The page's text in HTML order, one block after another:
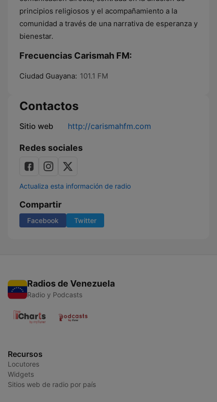
principios religiosos y el acompañamiento a la
comunidad a través de una narrativa de esperanza y
bienestar.
Frecuencias Carismah FM:
Ciudad Guayana: 101.1 FM
Contactos
Sitio web http://carismahfm.com
Redes sociales
Actualiza esta información de radio
Compartir
Facebook Twitter
Radios de Venezuela
Radio y Podcasts
Recursos
Locutores
Widgets
Sitios web de radio por país